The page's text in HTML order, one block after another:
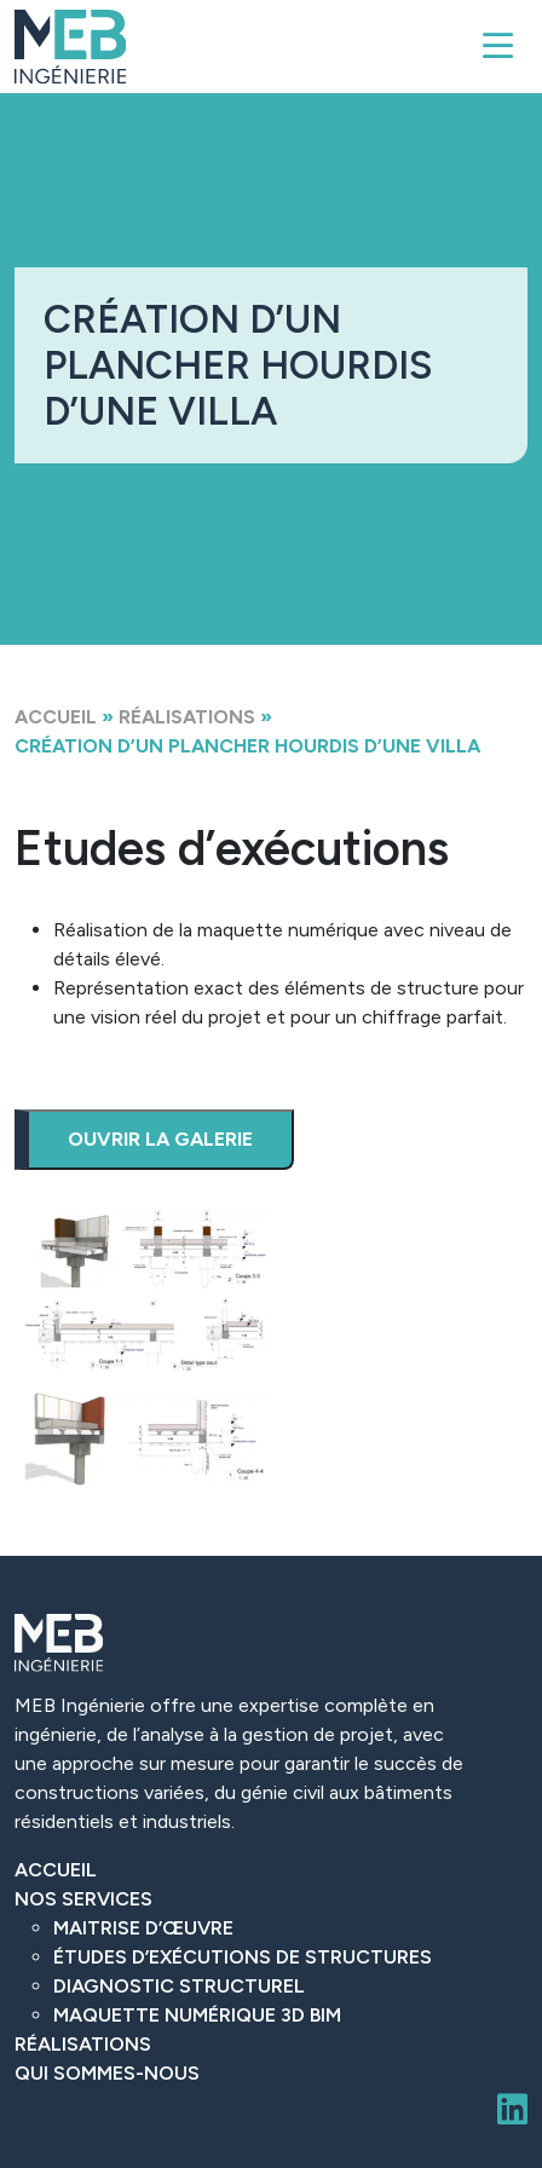
Skip to main content
CRÉATION D’UN
PLANCHER HOURDIS
D’UNE VILLA
ACCUEIL » RÉALISATIONS »
CRÉATION D’UN PLANCHER HOURDIS D’UNE VILLA
Etudes d’exécutions
Réalisation de la maquette numérique avec niveau de
détails élevé.
Représentation exact des éléments de structure pour
une vision réel du projet et pour un chiffrage parfait.
OUVRIR LA GALERIE
MEB Ingénierie offre une expertise complète en
ingénierie, de l’analyse à la gestion de projet, avec
une approche sur mesure pour garantir le succès de
constructions variées, du génie civil aux bâtiments
résidentiels et industriels.
ACCUEIL
NOS SERVICES
MAITRISE D’ŒUVRE
ÉTUDES D’EXÉCUTIONS DE STRUCTURES
DIAGNOSTIC STRUCTUREL
MAQUETTE NUMÉRIQUE 3D BIM
RÉALISATIONS
QUI SOMMES-NOUS